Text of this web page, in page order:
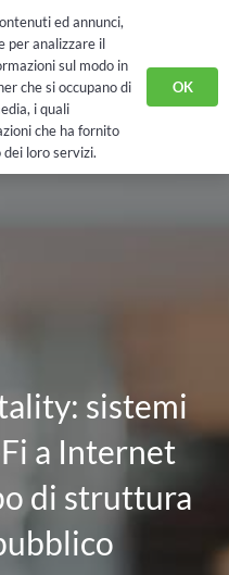
RICHIEDI DEMO
sistemi
a Internet
di struttura
ed annunci,
per analizzare il
sul modo in
che si occupano di
i quali
che ha fornito
loro servizi.
OK